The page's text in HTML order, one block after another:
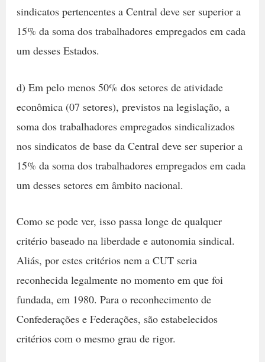
sindicatos pertencentes a Central deve ser superior a
15% da soma dos trabalhadores empregados em cada
um desses Estados.
d) Em pelo menos 50% dos setores de atividade
econômica (07 setores), previstos na legislação, a
soma dos trabalhadores empregados sindicalizados
nos sindicatos de base da Central deve ser superior a
15% da soma dos trabalhadores empregados em cada
um desses setores em âmbito nacional.
Como se pode ver, isso passa longe de qualquer
critério baseado na liberdade e autonomia sindical.
Aliás, por estes critérios nem a CUT seria
reconhecida legalmente no momento em que foi
fundada, em 1980. Para o reconhecimento de
Confederações e Federações, são estabelecidos
critérios com o mesmo grau de rigor.